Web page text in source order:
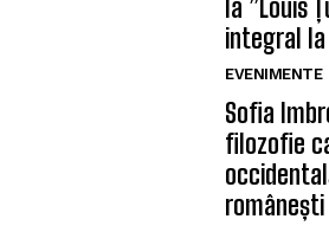
la ”Louis
integral
EVENIMENTE
Sofia
filozofie
românești